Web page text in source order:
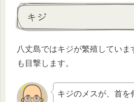
キジ
八丈島ではキジが繁殖していま
も目撃します。
キジのメスが、首を